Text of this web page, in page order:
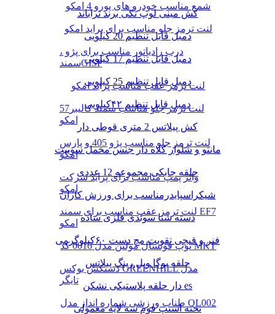
شمع مناسب خودرو های یورو 4 امکو
لنت ترمز جلو مناسب برای پراید امکو
درب رادیاتور مناسب برای پژو ،
سمندGISP
لنت ترمز عقب مناسب پراید امکو
لنت ترمز جلو مناسب سمند کالیبر57
امکو
لنت ترمز جلو مناسب پژو 405 و پارس
امکو
واتر پمپ مناسب برای پراید شرکت
امکو
لنت ترمز عقب مناسب برای سمند EF7
امکو
توپ فوتسال مولتن مدل 0016 کد MKT
دستکش بوکس GREENHILL مدل
تایگر
طناب ورزشی شماره انداز مدل QL002
کش مینی لوپ تکی برند تراباند
دمبل قابل تنظیم 20 کیلویی
دمبل قابل تنظیم 17 کیلویی
دمبل قابل تنظیم 25 کیلویی
دمبل قابل تنظیم ۴۲کیلویی
کش پیلاتس 2 متری قوطی دار
مانتو و شلوار کلاه دار جنس مخمل سوییت
حلقه چابکی مجموعه 12 عددی
شیکراسپایدرمناسب برای ورزش کاران
دسته شنا سوئدی فلزی ساده
فنر و قیچی تقویت مچ دست ۶۰کیلوگرمی
حلقه یوگا ویل رینگ پیلاتس
دار حلقه پلاستیکی نشکن es
تخته استپ فوم سه لایه معمولی